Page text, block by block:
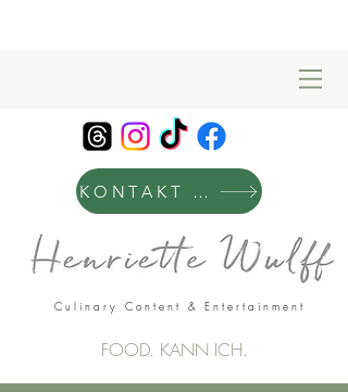
KONTAKT & MANAGEMENT
Culinary Content & Entertainment
FOOD. KANN ICH.